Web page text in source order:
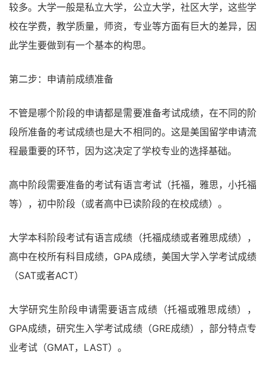
较多。大学一般是私立大学，公立大学，社区大学，这些学
校在学费，教学质量，师资，专业等方面有巨大的差异，因
此学生要做到有一个基本的构思。
第二步：申请前成绩准备
不管是哪个阶段的申请都是需要准备考试成绩，在不同的阶
段所准备的考试成绩也是大不相同的。这是美国留学申请流
程最重要的环节，因为这决定了学校专业的选择基础。
高中阶段需要准备的考试有语言考试（托福，雅思，小托福
等），初中阶段（或者高中已读阶段的在校成绩）。
大学本科阶段考试有语言成绩（托福成绩或者雅思成绩），
高中在校所有科目成绩，GPA成绩，美国大学入学考试成绩
（SAT或者ACT）
大学研究生阶段申请需要语言成绩（托福或雅思成绩），
GPA成绩，研究生入学考试成绩（GRE成绩），部分特点专
业考试（GMAT，LAST）。